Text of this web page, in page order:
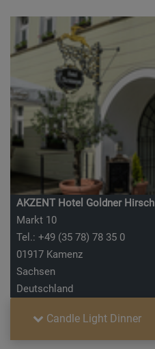
AKZENT Hotel Goldner Hirsch
Markt 10
Tel.: +49 (35 78) 78 35 0
01917 Kamenz
Sachsen
Deutschland
Candle Light Dinner